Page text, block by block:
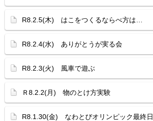
R8.2.5(木) はこをつくるならべ方は…
R8.2.4(水) ありがとうが実る会
R8.2.3(火) 風車で遊ぶ
Ｒ8.2.2(月) 物のとけ方実験
R8.1.30(金) なわとびオリンピック最終日